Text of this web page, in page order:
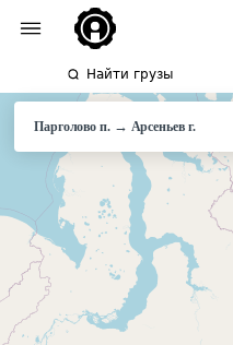
Найти грузы
Парголово п.→ Арсеньев г.